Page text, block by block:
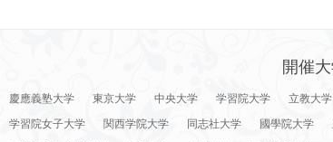
開催
慶應義塾大学 東京大学 中央大学 学習院大学 立教大学
学習院女子大学
関西学院大学 同志社大学 國學院大学